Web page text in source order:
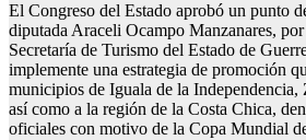
El Congreso del Estado aprobó un punto
diputada Araceli Ocampo Manzanares,
Secretaría de Turismo del Estado de
implemente una estrategia de promoción
municipios de Iguala de la Independencia,
así como a la región de la Costa Chica,
oficiales con motivo de la Copa Mundial